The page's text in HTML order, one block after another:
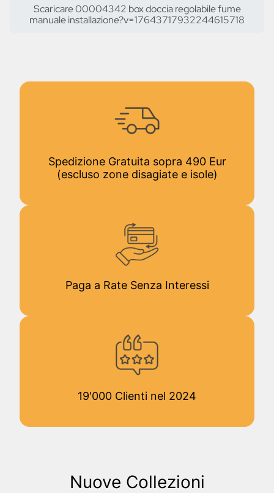
Scaricare 00004342 box doccia regolabile fume
manuale installazione?v=17643717932244615718
Spedizione Gratuita sopra 490 Eur
(escluso zone disagiate e isole)
Paga a Rate Senza Interessi
19'000 Clienti nel 2024
Nuove Collezioni